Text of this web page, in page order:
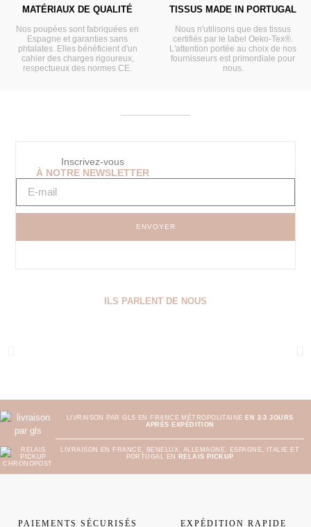
MATÉRIAUX DE QUALITÉ
Nos poupées sont fabriquées en
Espagne et garanties sans
phtalates. Elles bénéficient d'un
cahier des charges rigoureux,
respectueux des normes CE.
TISSUS MADE IN PORTUGAL
Nous n'utilisons que des tissus
certifiés par le label Oeko-Tex®.
L'attention portée au choix de nos
fournisseurs est primordiale pour
nous.
Inscrivez-vous
À NOTRE NEWSLETTER
ENVOYER
ILS PARLENT DE NOUS
LIVRAISON PAR GLS EN FRANCE MÉTROPOLITAINE EN 2-3 JOURS
APRÈS EXPÉDITION
LIVRAISON EN FRANCE, BENELUX, ALLEMAGNE, ESPAGNE, ITALIE ET
PORTUGAL EN
RELAIS PICKUP
PAIEMENTS SÉCURISÉS EXPÉDITION RAPIDE